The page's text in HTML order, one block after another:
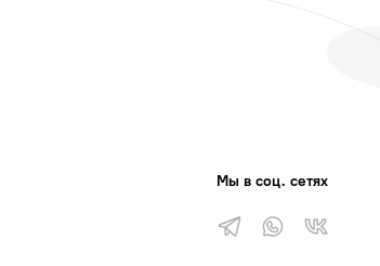
Мы в соц. сетях